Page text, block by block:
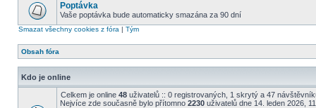
Poptávka
Vaše poptávka bude automaticky smazána za 90 dní
Smazat všechny cookies z fóra | Tým
Obsah fóra
Kdo je online
Celkem je online 48 uživatelů :: 0 registrovaných, 1 skrytý a 47
Nejvíce zde současně bylo přítomno 2230 uživatelů dne 14. leden 2026,